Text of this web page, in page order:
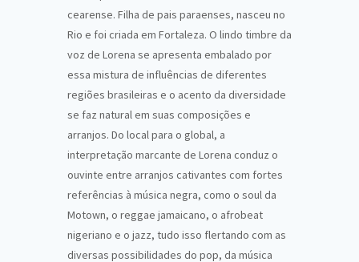
cearense. Filha de pais paraenses, nasceu no
Rio e foi criada em Fortaleza. O lindo timbre da
voz de Lorena se apresenta embalado por
essa mistura de influências de diferentes
regiões brasileiras e o acento da diversidade
se faz natural em suas composições e
arranjos. Do local para o global, a
interpretação marcante de Lorena conduz o
ouvinte entre arranjos cativantes com fortes
referências à música negra, como o soul da
Motown, o reggae jamaicano, o afrobeat
nigeriano e o jazz, tudo isso flertando com as
diversas possibilidades do pop, da música